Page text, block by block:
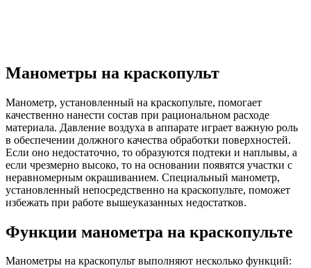
Манометры на краскопульт
Манометр, установленный на краскопульте, помогает
качественно нанести состав при рациональном расходе
материала. Давление воздуха в аппарате играет важную роль
в обеспечении должного качества обработки поверхностей.
Если оно недостаточно, то образуются подтеки и наплывы, а
если чрезмерно высоко, то на основании появятся участки с
неравномерным окрашиванием. Специальный манометр,
установленный непосредственно на краскопульте, поможет
избежать при работе вышеуказанных недостатков.
Функции манометра на краскопульте
Манометры на краскопульт выполняют несколько функций: